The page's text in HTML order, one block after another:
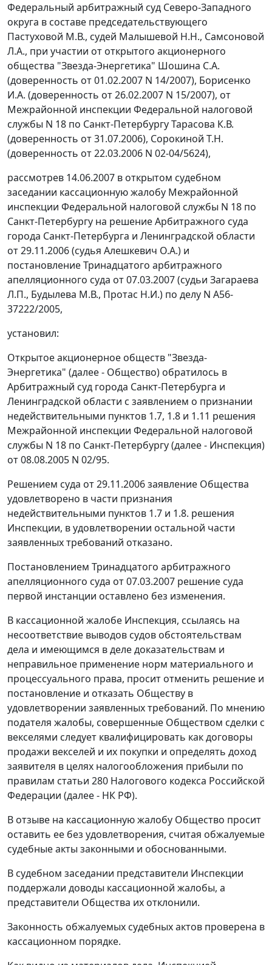
Федеральный арбитражный суд Северо-Западного
округа в составе председательствующего
Пастуховой М.В., судей Малышевой Н.Н., Самсоновой
Л.А., при участии от открытого акционерного
общества "Звезда-Энергетика" Шошина С.А.
(доверенность от 01.02.2007 N 14/2007), Борисенко
И.А. (доверенность от 26.02.2007 N 15/2007), от
Межрайонной инспекции Федеральной налоговой
службы N 18 по Санкт-Петербургу Тарасова К.В.
(доверенность от 31.07.2006), Сорокиной Т.Н.
(доверенность от 22.03.2006 N 02-04/5624),
рассмотрев 14.06.2007 в открытом судебном
заседании кассационную жалобу Межрайонной
инспекции Федеральной налоговой службы N 18 по
Санкт-Петербургу на решение Арбитражного суда
города Санкт-Петербурга и Ленинградской области
от 29.11.2006 (судья Алешкевич О.А.) и
постановление Тринадцатого арбитражного
апелляционного суда от 07.03.2007 (судьи Загараева
Л.П., Будылева М.В., Протас Н.И.) по делу N А56-
37222/2005,
установил:
Открытое акционерное обществ "Звезда-
Энергетика" (далее - Общество) обратилось в
Арбитражный суд города Санкт-Петербурга и
Ленинградской области с заявлением о признании
недействительными пунктов 1.7, 1.8 и 1.11 решения
Межрайонной инспекции Федеральной налоговой
службы N 18 по Санкт-Петербургу (далее - Инспекция)
от 08.08.2005 N 02/95.
Решением суда от 29.11.2006 заявление Общества
удовлетворено в части признания
недействительными пунктов 1.7 и 1.8. решения
Инспекции, в удовлетворении остальной части
заявленных требований отказано.
Постановлением Тринадцатого арбитражного
апелляционного суда от 07.03.2007 решение суда
первой инстанции оставлено без изменения.
В кассационной жалобе Инспекция, ссылаясь на
несоответствие выводов судов обстоятельствам
дела и имеющимся в деле доказательствам и
неправильное применение норм материального и
процессуального права, просит отменить решение и
постановление и отказать Обществу в
удовлетворении заявленных требований. По мнению
подателя жалобы, совершенные Обществом сделки с
векселями следует квалифицировать как договоры
продажи векселей и их покупки и определять доход
заявителя в целях налогообложения прибыли по
правилам статьи 280 Налогового кодекса Российской
Федерации (далее - НК РФ).
В отзыве на кассационную жалобу Общество просит
оставить ее без удовлетворения, считая обжалуемые
судебные акты законными и обоснованными.
В судебном заседании представители Инспекции
поддержали доводы кассационной жалобы, а
представители Общества их отклонили.
Законность обжалуемых судебных актов проверена в
кассационном порядке.